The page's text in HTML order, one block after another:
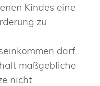
Kindes eine
zu
darf
maßgebliche
nicht